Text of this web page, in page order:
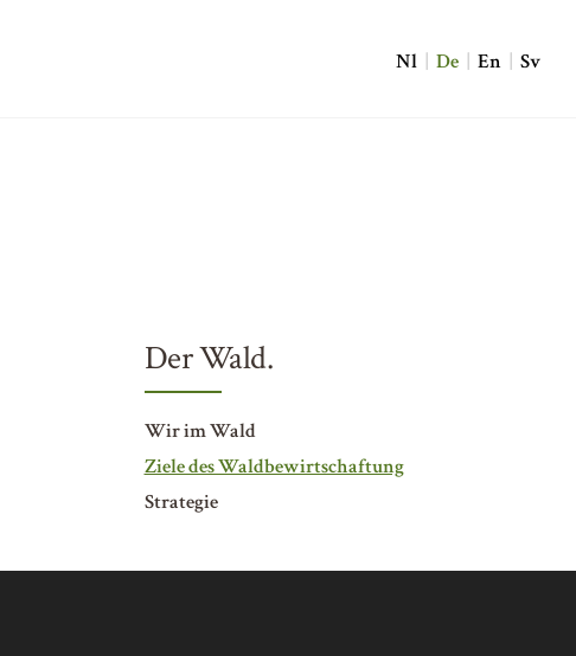
Nl De En Sv
Der Wald.
Wir im Wald
Ziele des Waldbewirtschaftung
Strategie